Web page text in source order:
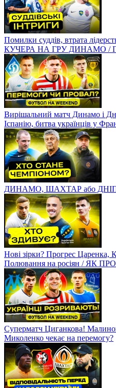
Помилки суддів, втрата
КУЧЕРА НА ГРУ ДИНАМО /
Вирішальний матч Динамо і
Іспанію, битва українців у
ДИНАМО, ШАХТАР або
Нові зірки? Прогрес Царенка,
Полювання на росіян / ЯК
Суперматч Циганкова!
Миколенко чекає на перемогу?